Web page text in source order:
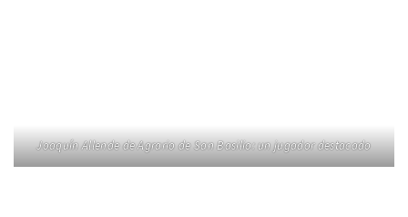
Joaquín Allende de Agrario de San Basilio: un jugador destacado